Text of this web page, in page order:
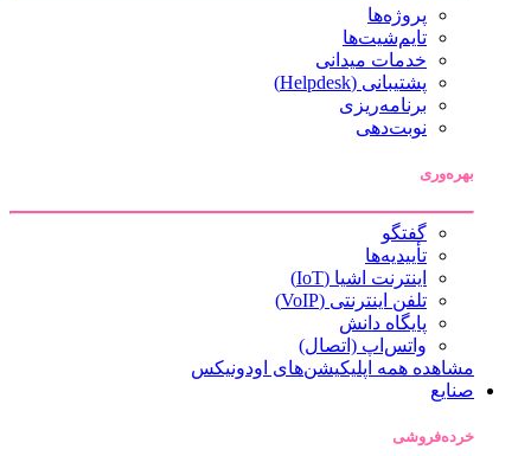
پروژه‌ها
تایم‌شیت‌ها
خدمات میدانی
پشتیبانی (Helpdesk)
برنامه‌ریزی
نوبت‌دهی
بهره‌وری
گفتگو
تأییدیه‌ها
اینترنت اشیا (IoT)
تلفن اینترنتی (VoIP)
پایگاه دانش
واتس‌اپ (اتصال)
مشاهده همه اپلیکیشن‌های اودونیکس
صنایع
خرده‌فروشی